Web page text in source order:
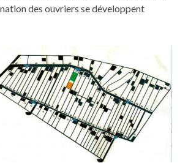
des ouvriers se développent